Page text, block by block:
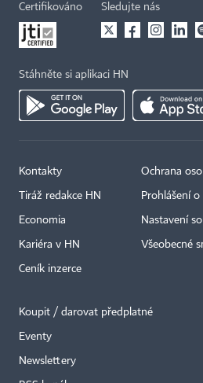
Certifikováno Sledujte nás
Stáhněte si aplikaci HN
Kontakty
Tiráž redakce HN
Economia
Kariéra v HN
Ceník inzerce
Ochrana
Prohlášení o
Nastavení
Všeobecné
Koupit / darovat předplatné
Eventy
Newslettery